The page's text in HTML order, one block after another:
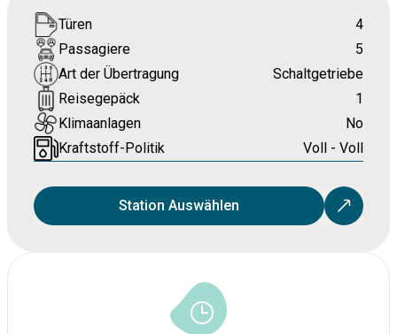
Türen
4
Passagiere
5
Art der Übertragung
Schaltgetriebe
Reisegepäck
1
Klimaanlagen
No
Kraftstoff-Politik
Voll - Voll
Station Auswählen